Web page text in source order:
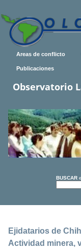
Areas de conflicto
Publicaciones
Observatorio
BUSCAR
Ejidatarios de
Actividad minera,